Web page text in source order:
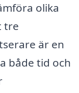
olika
tre
är en
både tid och